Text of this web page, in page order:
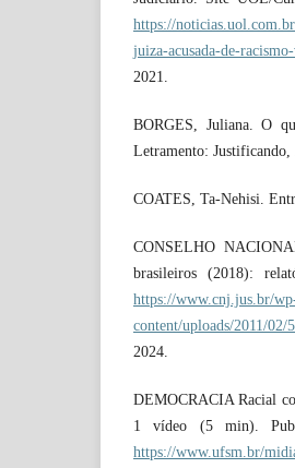
https://
juiza-acusada-de-
2021.
BORGES, Juliana. O
Letramento: Justificando,
COATES, Ta-Nehisi.
CONSELHO
brasileiros (2018):
https://www.cnj.jus.br/
content/uploads/2011/02/
2024.
DEMOCRACIA Racial
1 vídeo (5 min).
https://www.ufsm.br/